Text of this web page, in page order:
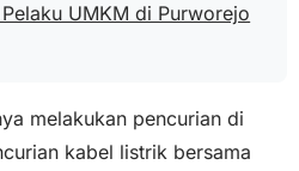
UMKM di Purworejo
melakukan pencurian di
kabel listrik bersama